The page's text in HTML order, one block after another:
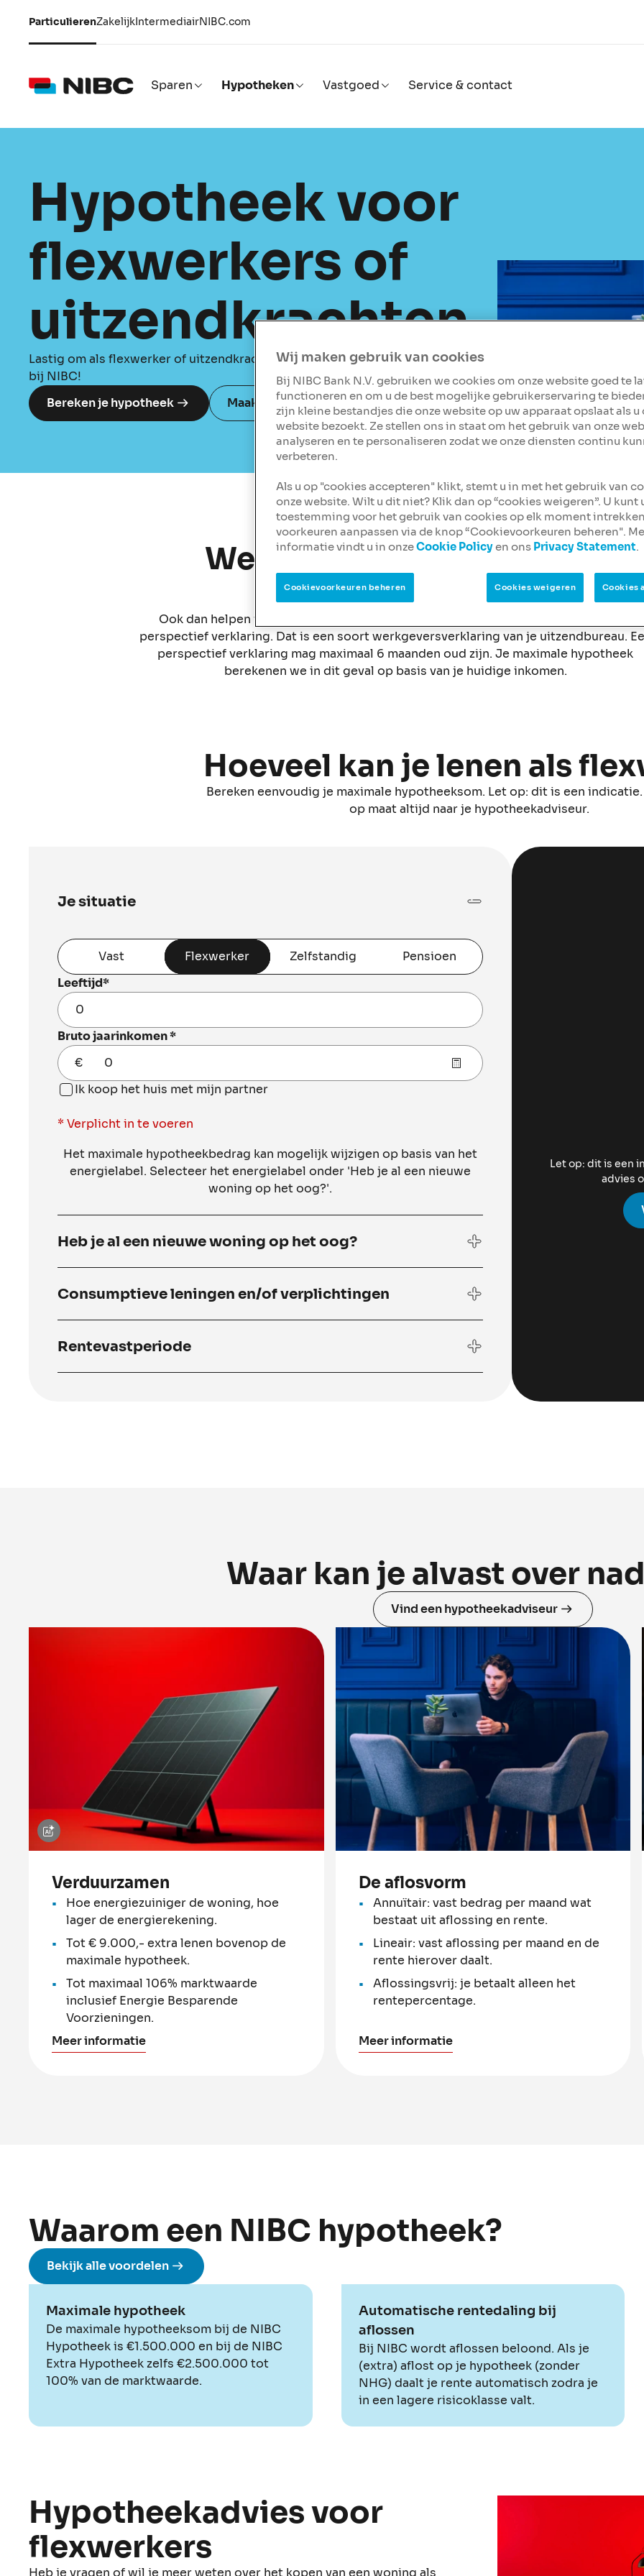
ParticulierenZakelijkIntermediairNIBC.com
Sparen Hypotheken Vastgoed Service & contact
Hypotheek voor
flexwerkers of
uitzendkrachten
Lastig om als flexwerker of uitzendkracht een hypotheek af te sluiten? Niet
bij NIBC!
Bereken je hypotheek
Maak een afspraak
Werk je via een
flexwerker?
Ook dan helpen we je graag verder. Misschien kom je wel in aanmerking voor een
perspectief verklaring. Dat is een soort werkgeversverklaring van je uitzendbureau.
perspectief verklaring mag maximaal 6 maanden oud zijn. Je maximale hypotheek
berekenen we in dit geval op basis van je huidige inkomen.
Hoeveel kan je lenen als
Bereken eenvoudig je maximale hypotheeksom. Let op: dit is een
op maat altijd naar je hypotheekadviseur.
Je situatie
Vast Flexwerker Zelfstandig Pensioen
Je situatie
Leeftijd*
Bruto jaarinkomen*
€
Ik koop het huis met mijn partner
* Verplicht in te voeren
Het maximale hypotheekbedrag kan mogelijk wijzigen op basis van het
energielabel. Selecteer het energielabel onder 'Heb je al een nieuwe
woning op het oog?'.
Heb je al een nieuwe woning op het oog?
Consumptieve leningen en/of verplichtingen
Rentevastperiode
Let op: dit is een
advies
Waar kan je alvast over
Vind een hypotheekadviseur
Verduurzamen
Hoe energiezuiniger de woning, hoe
lager de energierekening.
Tot € 9.000,- extra lenen bovenop de
maximale hypotheek.
Tot maximaal 106% marktwaarde
inclusief Energie Besparende
Voorzieningen.
Meer informatie
De aflosvorm
Annuïtair: vast bedrag per maand wat
bestaat uit aflossing en rente.
Lineair: vast aflossing per maand en de
rente hierover daalt.
Aflossingsvrij: je betaalt alleen het
rentepercentage.
Meer informatie
Waarom een NIBC hypotheek?
Bekijk alle voordelen
Maximale hypotheek
De maximale hypotheeksom bij de NIBC
Hypotheek is €1.500.000 en bij de NIBC
Extra Hypotheek zelfs €2.500.000 tot
100% van de marktwaarde.
Automatische rentedaling bij
aflossen
Bij NIBC wordt aflossen beloond. Als je
(extra) aflost op je hypotheek (zonder
NHG) daalt je rente automatisch zodra je
in een lagere risicoklasse valt.
Hypotheekadvies voor
flexwerkers
Heb je vragen of wil je meer weten over het kopen van een woning als
Wij maken gebruik van cookies
Bij NIBC Bank N.V. gebruiken we cookies om onze website goed te
functioneren en om u de best mogelijke gebruikerservaring te
zijn kleine bestandjes die onze website op uw apparaat opslaat als u
website bezoekt. Ze stellen ons in staat om het gebruik van onze
analyseren en te personaliseren zodat we onze diensten continu
verbeteren.
Als u op "cookies accepteren" klikt, stemt u in met het gebruik van
onze website. Wilt u dit niet? Klik dan op “cookies weigeren”. U kunt
toestemming voor het gebruik van cookies op elk moment
voorkeuren aanpassen via de knop “Cookievoorkeuren beheren".
informatie vindt u in onzeCookie Policyen ons Privacy Statement.
Cookievoorkeuren beheren Cookies weigeren Cookies